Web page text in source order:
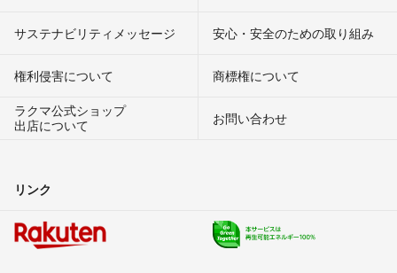
サステナビリティメッセージ 安心・安全のための取り組み
権利侵害について
商標権について
ラクマ公式ショップ
出店について
お問い合わせ
リンク